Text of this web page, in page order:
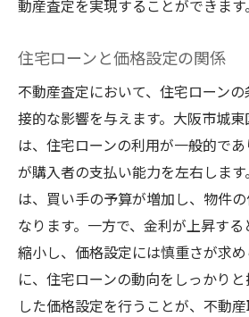
動産査定を実現することができます。
住宅ローンと価格設定の関係
不動産査定において、住宅ローン
接的な影響を与えます。大阪市城
は、住宅ローンの利用が一般的で
が購入者の支払い能力を左右しま
は、買い手の予算が増加し、物件
なります。一方で、金利が上昇す
縮小し、価格設定には慎重さが求
に、住宅ローンの動向をしっかり
した価格設定を行うことが、不動